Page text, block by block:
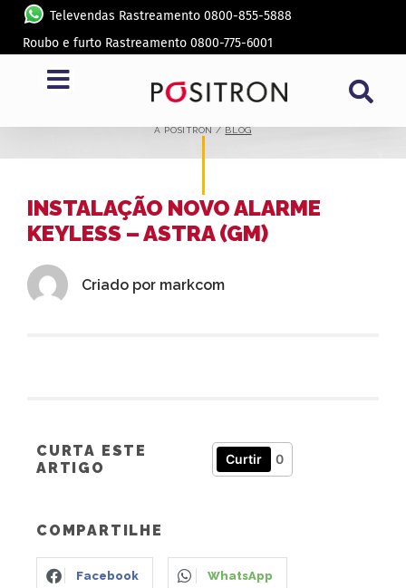
Televendas Rastreamento 0800-855-5888
Roubo e furto Rastreamento 0800-775-6001
BLOG
A PÓSITRON /BLOG
INSTALAÇÃO NOVO ALARME
KEYLESS – ASTRA (GM)
Criado por markcom
CURTA ESTE
ARTIGO
Curtir 0
COMPARTILHE
Facebook WhatsApp